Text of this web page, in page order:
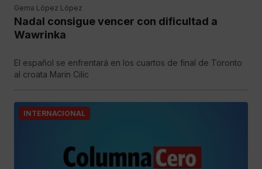
Gema López López
Nadal consigue vencer con dificultad a
Wawrinka
El español se enfrentará en los cuartos de final de Toronto
al croata Marin Cilic
INTERNACIONAL